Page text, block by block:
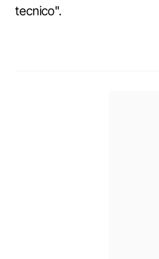
tecnico".